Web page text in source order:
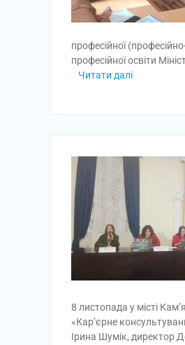
професійної
професійної освіти
Читати далі
8 листопада у місті
«Кар’єрне
Ірина Шумік, директор